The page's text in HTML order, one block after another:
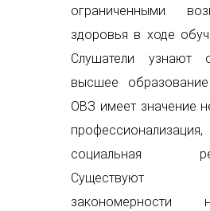
ограниченными
здоровья в ходе
Слушатели
высшее
ОВЗ имеет значение
социальная
закономерности